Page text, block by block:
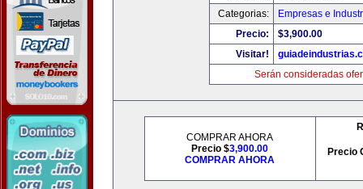
Categorias:
Empresas e
Precio:
$3,900.00
Visitar!
Serán consideradas
COMPRAR AHORA
Precio $3,900.00
COMPRAR AHORA
Precio